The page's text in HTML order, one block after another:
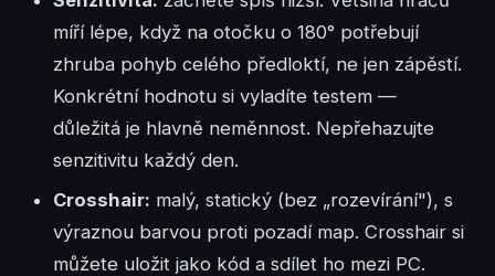
míří lépe, když na otočku o 180° potřebují
zhruba pohyb celého předloktí, ne jen zápěstí.
Konkrétní hodnotu si vyladíte testem —
důležitá je hlavně neměnnost. Nepřehazujte
senzitivitu každý den.
Crosshair: malý, statický (bez „rozevírání"), s
výraznou barvou proti pozadí map. Crosshair si
můžete uložit jako kód a sdílet ho mezi PC.